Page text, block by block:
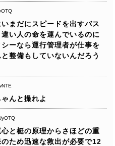
まだにスピードを出すバス
い人の命を運んでいるのに
ーなら運行管理者が仕事を
整備もしていないんだろう
んと撮れよ
と梃の原理からさほどの重
ため迅速な救出が必要で12